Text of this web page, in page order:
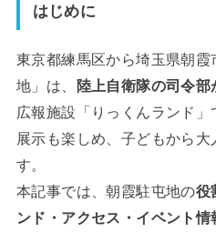
はじめに
東京都練馬区から埼玉県朝
地」は、
陸上自衛隊の司令
広報施設「りっくんランド
展示も楽しめ、子どもから
す。
本記事では、朝霞駐屯地の役
ンド・アクセス・イベント情